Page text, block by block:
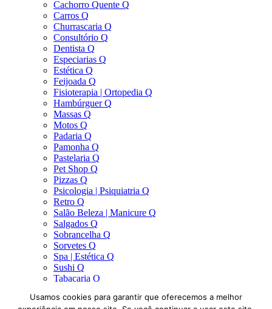
Cachorro Quente Q
Carros Q
Churrascaria Q
Consultório Q
Dentista Q
Especiarias Q
Estética Q
Feijoada Q
Fisioterapia | Ortopedia Q
Hambúrguer Q
Massas Q
Motos Q
Padaria Q
Pamonha Q
Pastelaria Q
Pet Shop Q
Pizzas Q
Psicologia | Psiquiatria Q
Retro Q
Salão Beleza | Manicure Q
Salgados Q
Sobrancelha Q
Sorvetes Q
Spa | Estética Q
Sushi Q
Tabacaria Q
Yoga | Pilates Q
Usamos cookies para garantir que oferecemos a melhor